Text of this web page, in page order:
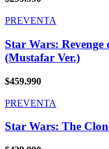
PREVENTA
Star Wars:
(Mustafar Ver.)
$459.990
PREVENTA
Star Wars: The